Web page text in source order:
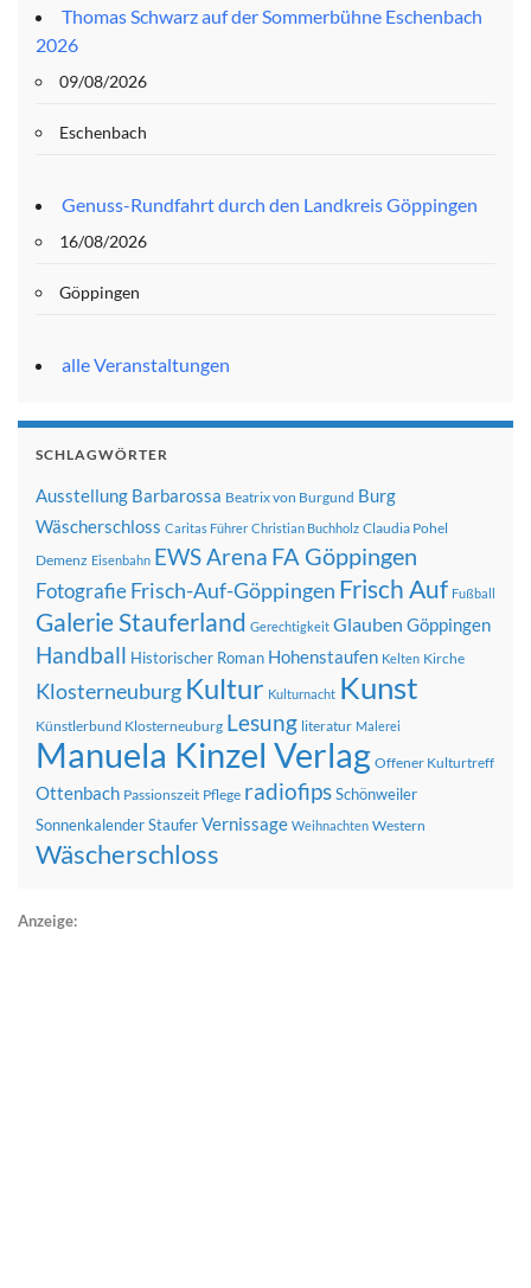
Thomas Schwarz auf der Sommerbühne Eschenbach
2026
09/08/2026
Eschenbach
Genuss-Rundfahrt durch den Landkreis Göppingen
16/08/2026
Göppingen
alle Veranstaltungen
SCHLAGWÖRTER
Ausstellung Barbarossa Beatrix von Burgund Burg
Wäscherschloss Caritas Führer Christian Buchholz Claudia Pohel
Demenz Eisenbahn EWS Arena FA Göppingen
FotografieFrisch-Auf-Göppingen Frisch Auf Fußball
Galerie Stauferland Gerechtigkeit Glauben Göppingen
Handball Historischer Roman Hohenstaufen Kelten Kirche
Klosterneuburg Kultur Kulturnacht Kunst
Künstlerbund Klosterneuburg Lesung literatur Malerei
Manuela Kinzel Verlag Offener Kulturtreff
Ottenbach Passionszeit Pflege radiofipsSchönweiler
SonnenkalenderStauferVernissage Weihnachten Western
Wäscherschloss
Anzeige: